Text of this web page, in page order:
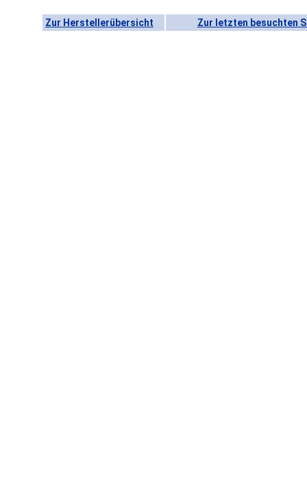
Zur Herstellerübersicht Zur letzten besuchten